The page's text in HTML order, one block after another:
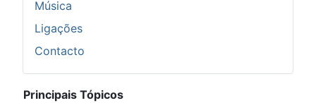
Música
Ligações
Contacto
Principais Tópicos